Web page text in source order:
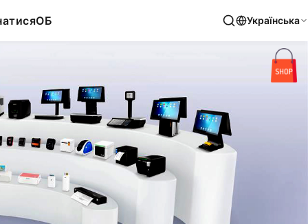
ОБ Українська